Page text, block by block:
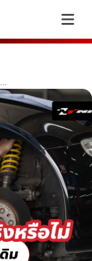
ยางใหม่ต้อง Run-in จริงหรือไม่ ทำไมช่วงแรกถึงรู้สึกขับไม่เหมือนเดิม